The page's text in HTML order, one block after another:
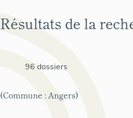
Résultats de la
96 dossiers
(Commune : Angers)